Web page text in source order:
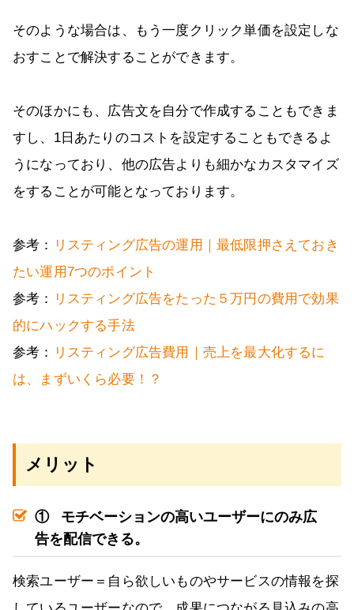
そのような場合は、もう一度クリック単価を設定しな
おすことで解決することができます。
そのほかにも、広告文を自分で作成することもできま
すし、1日あたりのコストを設定することもできるよ
うになっており、他の広告よりも細かなカスタマイズ
をすることが可能となっております。
参考：
リスティング広告の運用｜最低限押さえておき
たい運用7つのポイント
参考：
リスティング広告をたった５万円の費用で効果
的にハックする手法
参考：
リスティング広告費用｜売上を最大化するに
は、まずいくら必要！？
メリット
① モチベーションの高いユーザーにのみ広
告を配信できる。
検索ユーザー＝自ら欲しいものやサービスの情報を探